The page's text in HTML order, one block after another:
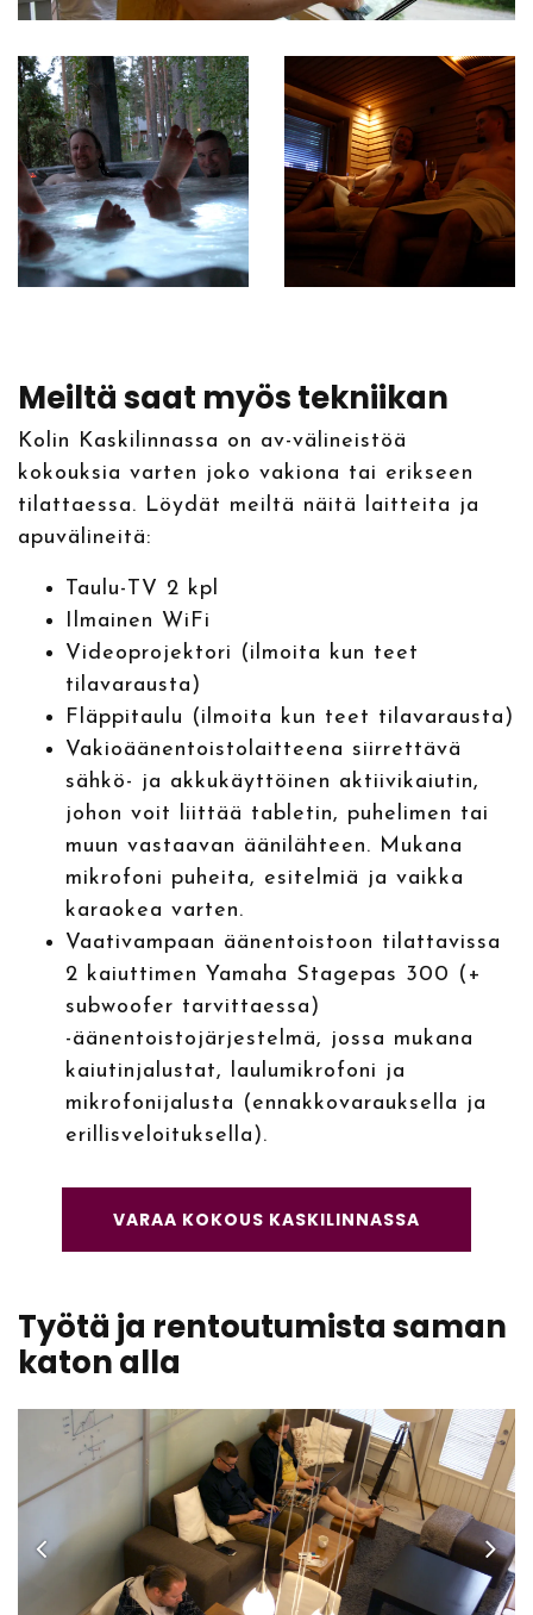
Meiltä saat myös tekniikan
Kolin Kaskilinnassa on av-välineistöä
kokouksia varten joko vakiona tai erikseen
tilattaessa. Löydät meiltä näitä laitteita ja
apuvälineitä:
Taulu-TV 2 kpl
Ilmainen WiFi
Videoprojektori (ilmoita kun teet
tilavarausta)
Fläppitaulu (ilmoita kun teet tilavarausta)
Vakioäänentoistolaitteena siirrettävä
sähkö- ja akkukäyttöinen aktiivikaiutin,
johon voit liittää tabletin, puhelimen tai
muun vastaavan äänilähteen. Mukana
mikrofoni puheita, esitelmiä ja vaikka
karaokea varten.
Vaativampaan äänentoistoon tilattavissa
2 kaiuttimen Yamaha Stagepas 300 (+
subwoofer tarvittaessa)
-äänentoistojärjestelmä, jossa mukana
kaiutinjalustat, laulumikrofoni ja
mikrofonijalusta (ennakkovarauksella ja
erillisveloituksella).
VARAA KOKOUS KASKILINNASSA
Työtä ja rentoutumista saman
katon alla